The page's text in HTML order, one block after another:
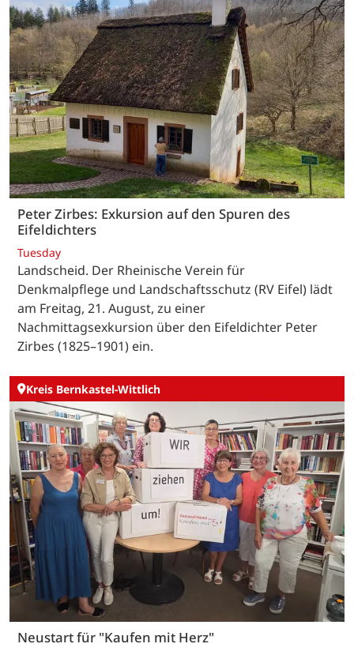
Peter Zirbes: Exkursion auf den Spuren des
Eifeldichters
Tuesday
Landscheid. Der Rheinische Verein für
Denkmalpflege und Landschaftsschutz (RV Eifel) lädt
am Freitag, 21. August, zu einer
Nachmittagsexkursion über den Eifeldichter Peter
Zirbes (1825–1901) ein.
Kreis Bernkastel-Wittlich
Neustart für "Kaufen mit Herz"